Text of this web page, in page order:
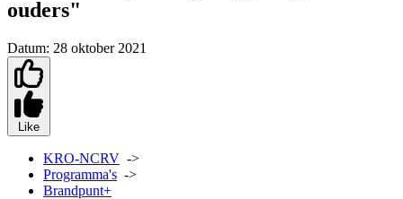
ouders"
Datum: 28 oktober 2021
Like
KRO-NCRV ->
Programma's ->
Brandpunt+